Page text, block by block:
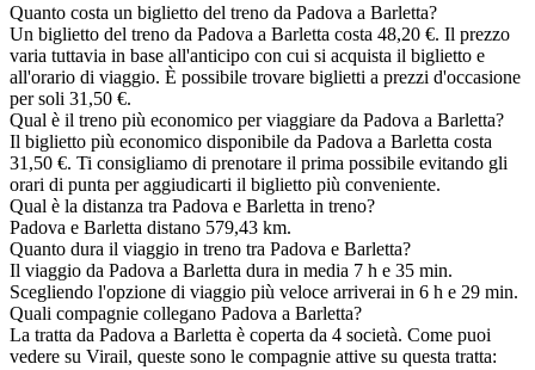
Quanto costa un biglietto del treno da Padova a Barletta?
Un biglietto del treno da Padova a Barletta costa 48,20 €. Il prezzo
varia tuttavia in base all'anticipo con cui si acquista il biglietto e
all'orario di viaggio. È possibile trovare biglietti a prezzi d'occasione
per soli 31,50 €.
Qual è il treno più economico per viaggiare da Padova a Barletta?
Il biglietto più economico disponibile da Padova a Barletta costa
31,50 €. Ti consigliamo di prenotare il prima possibile evitando gli
orari di punta per aggiudicarti il biglietto più conveniente.
Qual è la distanza tra Padova e Barletta in treno?
Padova e Barletta distano 579,43 km.
Quanto dura il viaggio in treno tra Padova e Barletta?
Il viaggio da Padova a Barletta dura in media 7 h e 35 min.
Scegliendo l'opzione di viaggio più veloce arriverai in 6 h e 29 min.
Quali compagnie collegano Padova a Barletta?
La tratta da Padova a Barletta è coperta da 4 società. Come puoi
vedere su Virail, queste sono le compagnie attive su questa tratta: